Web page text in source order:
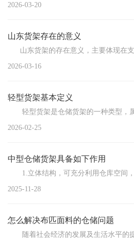
2026-03-20
山东货架存在的意义
2026-03-16
轻型货架基本定义
2026-02-25
中型仓储货架具备如下作用
2025-11-28
怎么解决布匹面料的仓储问题